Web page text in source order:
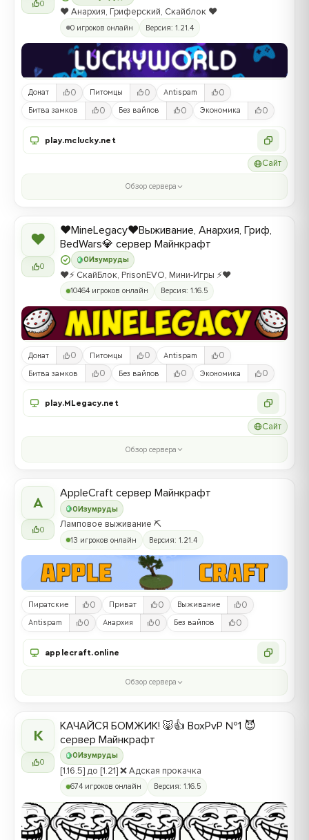
0
❤️ Анархия, Гриферский, Скайблок ❤️
0 игроков онлайн Версия: 1.21.4
Донат 0 Питомцы 0 Antispam 0
Битва замков 0 Без вайпов 0 Экономика 0
play.mclucky.net
Сайт
Обзор сервера
❤
0
0 Изумруды
❤️MineLegacy❤️Выживание, Анархия, Гриф,
BedWars💎 сервер Майнкрафт
❤️⚡️ СкайБлок, PrisonEVO, Мини-Игры ⚡️❤️
10464 игроков онлайн Версия: 1.16.5
Донат 0 Питомцы 0 Antispam 0
Битва замков 0 Без вайпов 0 Экономика 0
play.MLegacy.net
Сайт
Обзор сервера
A
0
0Изумруды
AppleCraft сервер Майнкрафт
Ламповое выживание ⛏️
13 игроков онлайн Версия: 1.21.4
Пиратские 0 Приват 0 Выживание 0
Antispam 0 Анархия 0 Без вайпов 0
applecraft.online
Обзор сервера
К
0
0 Изумруды
КАЧАЙСЯ БОМЖИК! 🐷👍 BoxPvP №1 😈
сервер Майнкрафт
[1.16.5] до [1.21] ❌ Адская прокачка
674 игроков онлайн Версия: 1.16.5